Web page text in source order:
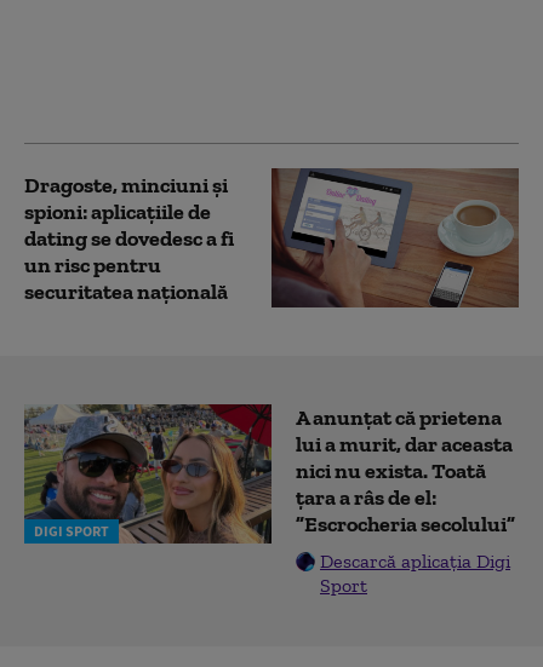
Dragoste, minciuni și
spioni: aplicațiile de
dating se dovedesc a fi
un risc pentru
securitatea națională
DIGI SPORT
A anunțat că prietena
lui a murit, dar aceasta
nici nu exista. Toată
țara a râs de el:
”Escrocheria secolului”
Descarcă aplicația Digi
Sport